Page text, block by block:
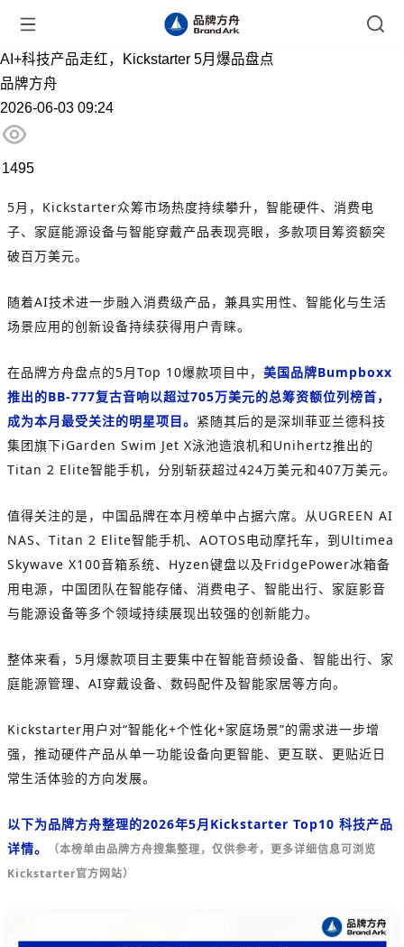
AI+科技产品走红，Kickstarter 5月爆品盘点
品牌方舟
2026-06-03 09:24
1495
5月，Kickstarter众筹市场热度持续攀升，智能硬件、消费电
子、家庭能源设备与智能穿戴产品表现亮眼，多款项目筹资额突
破百万美元。
随着AI技术进一步融入消费级产品，兼具实用性、智能化与生活
场景应用的创新设备持续获得用户青睐。
在品牌方舟盘点的5月Top 10爆款项目中， 美国品牌Bumpboxx
推出的BB-777复古音响以超过705万美元的总筹资额位列榜首，
成为本月最受关注的明星项目。 紧随其后的是深圳菲亚兰德科技
集团旗下iGarden Swim Jet X泳池造浪机和Unihertz推出的
Titan 2 Elite智能手机，分别斩获超过424万美元和407万美元。
值得关注的是，中国品牌在本月榜单中占据六席。从UGREEN AI
NAS、Titan 2 Elite智能手机、AOTOS电动摩托车，到Ultimea
Skywave X100音箱系统、Hyzen键盘以及FridgePower冰箱备
用电源，中国团队在智能存储、消费电子、智能出行、家庭影音
与能源设备等多个领域持续展现出较强的创新能力。
整体来看，5月爆款项目主要集中在智能音频设备、智能出行、家
庭能源管理、AI穿戴设备、数码配件及智能家居等方向。
Kickstarter用户对“智能化+个性化+家庭场景”的需求进一步增
强，推动硬件产品从单一功能设备向更智能、更互联、更贴近日
常生活体验的方向发展。
以下为品牌方舟整理的2026年5月Kickstarter Top10 科技产品
详情。
（本榜单由品牌方舟搜集整理，仅供参考，更多详细信息可浏览
Kickstarter官方网站）